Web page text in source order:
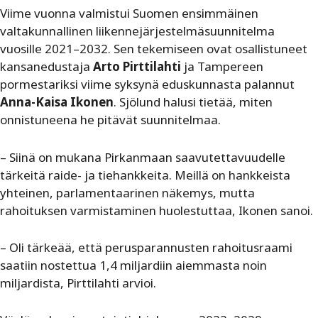
Viime vuonna valmistui Suomen ensimmäinen
valtakunnallinen liikennejärjestelmäsuunnitelma
vuosille 2021–2032. Sen tekemiseen ovat osallistuneet
kansanedustaja Arto Pirttilahti ja Tampereen
pormestariksi viime syksynä eduskunnasta palannut
Anna-Kaisa Ikonen. Sjölund halusi tietää, miten
onnistuneena he pitävät suunnitelmaa.
– Siinä on mukana Pirkanmaan saavutettavuudelle
tärkeitä raide- ja tiehankkeita. Meillä on hankkeista
yhteinen, parlamentaarinen näkemys, mutta
rahoituksen varmistaminen huolestuttaa, Ikonen sanoi.
– Oli tärkeää, että perusparannusten rahoitusraami
saatiin nostettua 1,4 miljardiin aiemmasta noin
miljardista, Pirttilahti arvioi.